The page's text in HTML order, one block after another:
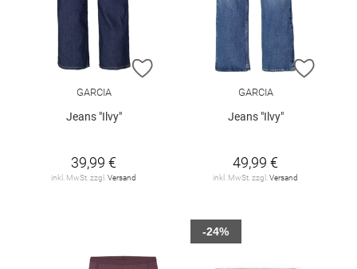
ZUR WUNSCHLISTE HINZUFÜGEN
GARCIA
Jeans "Ilvy"
39,99 €
inkl. MwSt. zzgl. Versand
ZUR
GARCIA
Jeans "Ilvy"
49,99 €
inkl. MwSt. zzgl. Versand
-24%